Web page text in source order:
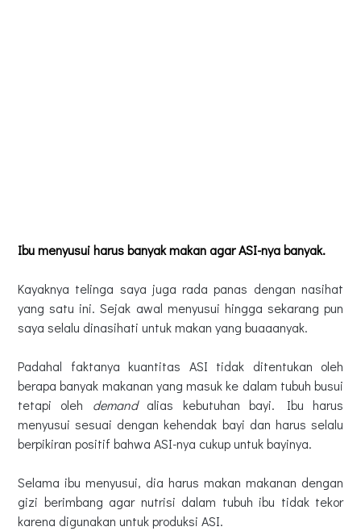
Ibu menyusui harus banyak makan agar ASI-nya banyak.
Kayaknya telinga saya juga rada panas dengan nasihat
yang satu ini. Sejak awal menyusui hingga sekarang pun
saya selalu dinasihati untuk makan yang buaaanyak.
Padahal faktanya kuantitas ASI tidak ditentukan oleh
berapa banyak makanan yang masuk ke dalam tubuh busui
tetapi oleh demand alias kebutuhan bayi. Ibu harus
menyusui sesuai dengan kehendak bayi dan harus selalu
berpikiran positif bahwa ASI-nya cukup untuk bayinya.
Selama ibu menyusui, dia harus makan makanan dengan
gizi berimbang agar nutrisi dalam tubuh ibu tidak tekor
karena digunakan untuk produksi ASI.